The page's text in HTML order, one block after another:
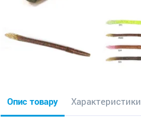
Опис товару Характеристики